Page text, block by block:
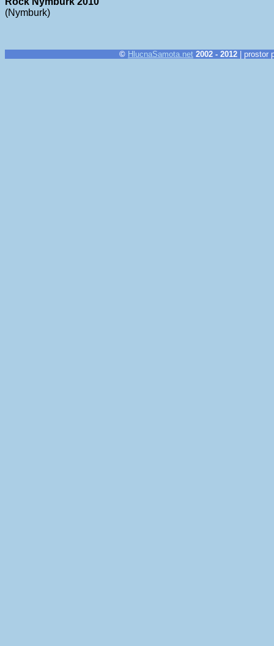
(Nymburk)
© HlucnaSamota.net 2002 - 2012 | prostor